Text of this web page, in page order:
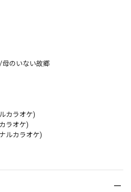
のいない故郷
カラオケ)
ラオケ)
ルカラオケ)